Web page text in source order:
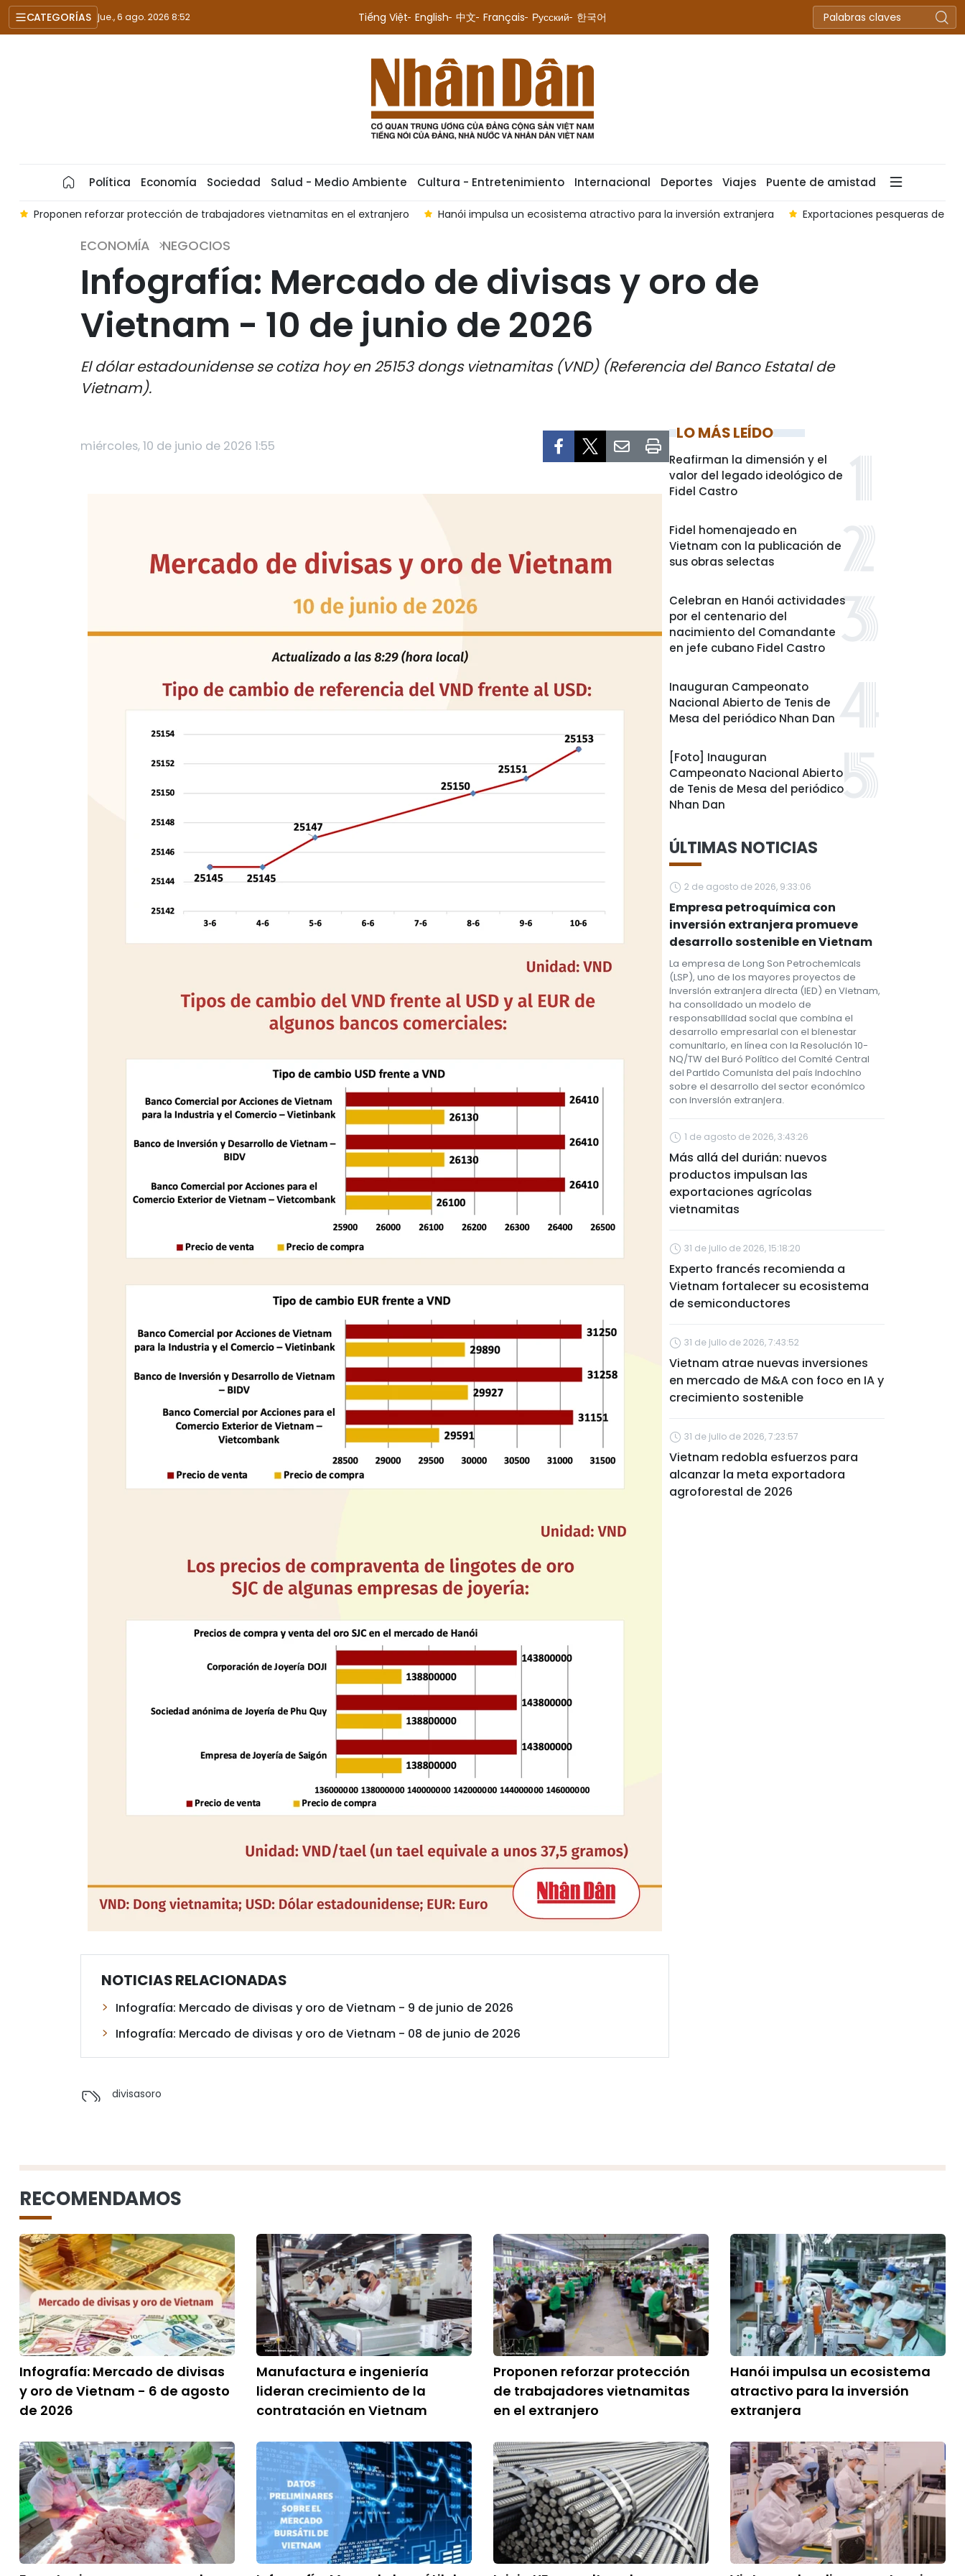
CATEGORÍAS jue., 6 ago. 2026 8:52 Tiếng Việt English 中文 Français Русский 한국어
Política Economía Sociedad Salud - Medio Ambiente Cultura - Entretenimiento Internacional Deportes Viajes Puente de amistad
Proponen reforzar protección de trabajadores vietnamitas en el extranjero Hanói impulsa un ecosistema atractivo para la inversión extranjera Exportaciones pesqueras de
ECONOMÍA NEGOCIOS
Infografía: Mercado de divisas y oro de
Vietnam - 10 de junio de 2026
El dólar estadounidense se cotiza hoy en 25153 dongs vietnamitas (VND) (Referencia del Banco Estatal de
Vietnam).
miércoles, 10 de junio de 2026 1:55
NOTICIAS RELACIONADAS
Infografía: Mercado de divisas y oro de Vietnam - 9 de junio de 2026
Infografía: Mercado de divisas y oro de Vietnam - 08 de junio de 2026
divisasoro
LO MÁS LEÍDO
Reafirman la dimensión y el
valor del legado ideológico de
Fidel Castro
Fidel homenajeado en
Vietnam con la publicación de
sus obras selectas
Celebran en Hanói actividades
por el centenario del
nacimiento del Comandante
en jefe cubano Fidel Castro
Inauguran Campeonato
Nacional Abierto de Tenis de
Mesa del periódico Nhan Dan
[Foto] Inauguran
Campeonato Nacional Abierto
de Tenis de Mesa del periódico
Nhan Dan
ÚLTIMAS NOTICIAS
2 de agosto de 2026, 9:33:06
Empresa petroquímica con
inversión extranjera promueve
desarrollo sostenible en Vietnam
La empresa de Long Son Petrochemicals
(LSP), uno de los mayores proyectos de
inversión extranjera directa (IED) en Vietnam,
ha consolidado un modelo de
responsabilidad social que combina el
desarrollo empresarial con el bienestar
comunitario, en línea con la Resolución 10-
NQ/TW del Buró Político del Comité Central
del Partido Comunista del país indochino
sobre el desarrollo del sector económico
con inversión extranjera.
1 de agosto de 2026, 3:43:26
Más allá del durián: nuevos
productos impulsan las
exportaciones agrícolas
vietnamitas
31 de julio de 2026, 15:18:20
Experto francés recomienda a
Vietnam fortalecer su ecosistema
de semiconductores
31 de julio de 2026, 7:43:52
Vietnam atrae nuevas inversiones
en mercado de M&A con foco en IA y
crecimiento sostenible
31 de julio de 2026, 7:23:57
Vietnam redobla esfuerzos para
alcanzar la meta exportadora
agroforestal de 2026
RECOMENDAMOS
Infografía: Mercado de divisas
y oro de Vietnam - 6 de agosto
de 2026
Manufactura e ingeniería
lideran crecimiento de la
contratación en Vietnam
Proponen reforzar protección
de trabajadores vietnamitas
en el extranjero
Hanói impulsa un ecosistema
atractivo para la inversión
extranjera